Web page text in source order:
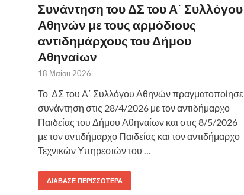
Συνάντηση του ΔΣ του Α΄ Συλλόγου
Αθηνών με τους αρμόδιους
αντιδημάρχους του Δήμου
Αθηναίων
18 Μαΐου 2026
Το ΔΣ του Α΄ Συλλόγου Αθηνών πραγματοποίησε
συνάντηση στις 28/4/2026 με τον αντιδήμαρχο
Παιδείας του Δήμου Αθηναίων και στις 8/5/2026
με τον αντιδήμαρχο Παιδείας και τον αντιδήμαρχο
Τεχνικών Υπηρεσιών του …
ΔΙΆΒΑΣΕ ΠΕΡΙΣΣΌΤΕΡΑ